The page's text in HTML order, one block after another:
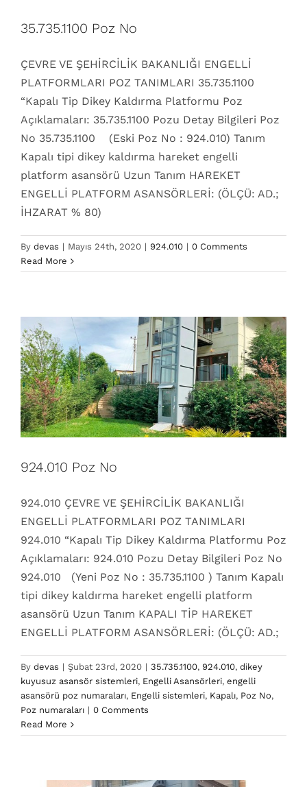
35.735.1100 Poz No
ÇEVRE VE ŞEHİRCİLİK BAKANLIĞI ENGELLİ
PLATFORMLARI POZ TANIMLARI 35.735.1100
“Kapalı Tip Dikey Kaldırma Platformu Poz
Açıklamaları: 35.735.1100 Pozu Detay Bilgileri Poz
No 35.735.1100 (Eski Poz No : 924.010) Tanım
Kapalı tipi dikey kaldırma hareket engelli
platform asansörü Uzun Tanım HAREKET
ENGELLİ PLATFORM ASANSÖRLERİ: (ÖLÇÜ: AD.;
İHZARAT % 80)
By devas | Mayıs 24th, 2020 | 924.010 | 0 Comments
Read More
924.010 Poz No
35.735.1100
924.010 Poz No
924.010 ÇEVRE VE ŞEHİRCİLİK BAKANLIĞI
ENGELLİ PLATFORMLARI POZ TANIMLARI
924.010 “Kapalı Tip Dikey Kaldırma Platformu Poz
Açıklamaları: 924.010 Pozu Detay Bilgileri Poz No
924.010 (Yeni Poz No : 35.735.1100 ) Tanım Kapalı
tipi dikey kaldırma hareket engelli platform
asansörü Uzun Tanım KAPALI TİP HAREKET
ENGELLİ PLATFORM ASANSÖRLERİ: (ÖLÇÜ: AD.;
By devas | Şubat 23rd, 2020 | 35.735.1100, 924.010, dikey
kuyusuz asansör sistemleri, Engelli Asansörleri, engelli
asansörü poz numaraları, Engelli sistemleri, Kapalı, Poz No,
Poz numaraları | 0 Comments
Read More
924.090 Poz No
dikey kuyusuz asansör sistemleri
poz numaraları Poz No Poz numaraları